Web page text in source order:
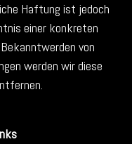
Haftung ist jedoch
einer konkreten
von
werden wir diese